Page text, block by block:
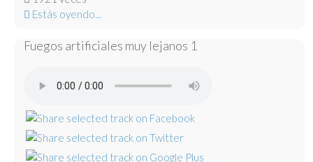
Estás oyendo...
Fuegos artificiales muy lejanos 1